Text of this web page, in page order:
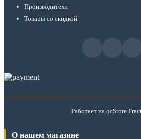
Производители
Товары со скидкой
Работает на ocStore
О нашем магазине